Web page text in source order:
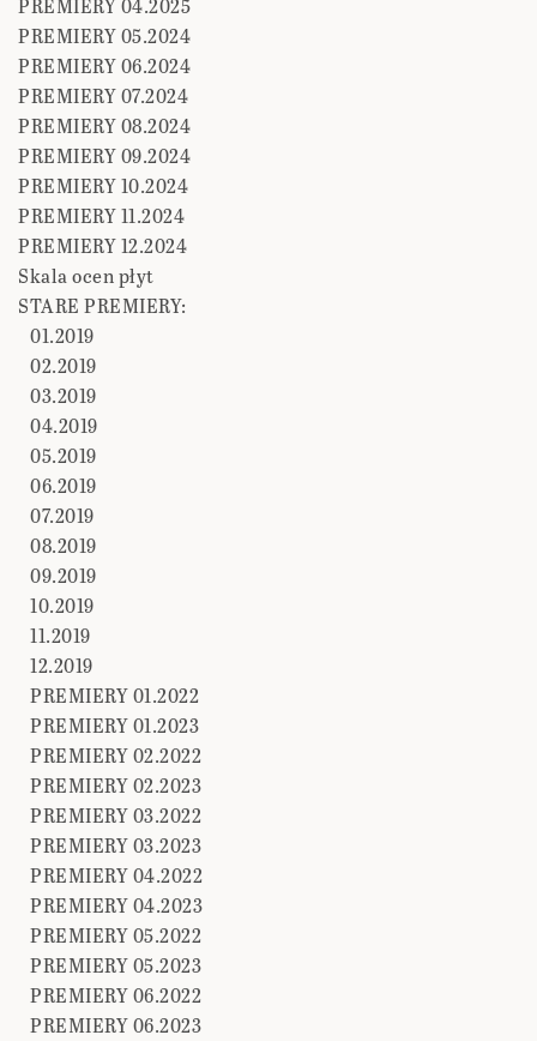
PREMIERY 04.2025
PREMIERY 05.2024
PREMIERY 06.2024
PREMIERY 07.2024
PREMIERY 08.2024
PREMIERY 09.2024
PREMIERY 10.2024
PREMIERY 11.2024
PREMIERY 12.2024
Skala ocen płyt
STARE PREMIERY:
01.2019
02.2019
03.2019
04.2019
05.2019
06.2019
07.2019
08.2019
09.2019
10.2019
11.2019
12.2019
PREMIERY 01.2022
PREMIERY 01.2023
PREMIERY 02.2022
PREMIERY 02.2023
PREMIERY 03.2022
PREMIERY 03.2023
PREMIERY 04.2022
PREMIERY 04.2023
PREMIERY 05.2022
PREMIERY 05.2023
PREMIERY 06.2022
PREMIERY 06.2023